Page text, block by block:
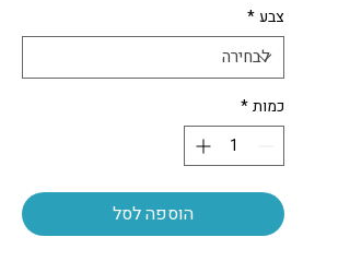
צבע*
כמות*
הוספה לסל